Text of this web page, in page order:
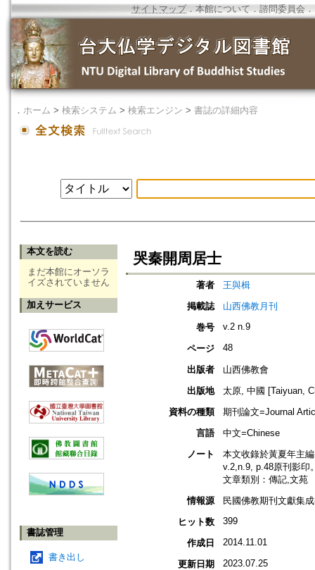
サイトマップ．本館について ． 諮問委員会 ．
． ホーム > 検索システム > 検索エンジン > 書誌の詳細内容
本文を読む
まだ本館にオーソラ
イズされていません
加えサービス
書誌管理
書き出し
哭秦開周居士
著者
王與楫
掲載誌
山西佛教月刊
巻号
v.2 n.9
ページ 48
出版者
山西佛教會
出版地
太原, 中國 [Taiyuan,
資料の種類
期刊論文=Journal
言語
中文=Chinese
ノート
本文收錄於黃夏年主
v.2,n.9, p.48原刊影印
文章類別：傳記,文苑
情報源
民國佛教期刊文獻集
ヒット数
399
作成日 2014.11.01
更新日期 2023.07.25